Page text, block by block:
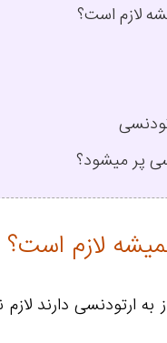
لازم است؟
پر میشود؟
لازم است؟
ارتودنسی دارند